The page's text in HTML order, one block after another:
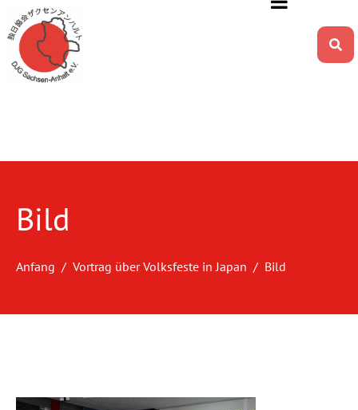
Bild
Anfang Vortrag über Volksfeste in Japan Bild